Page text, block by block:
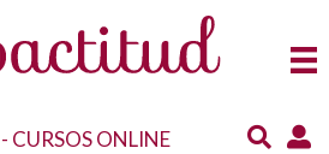
- CURSOS ONLINE